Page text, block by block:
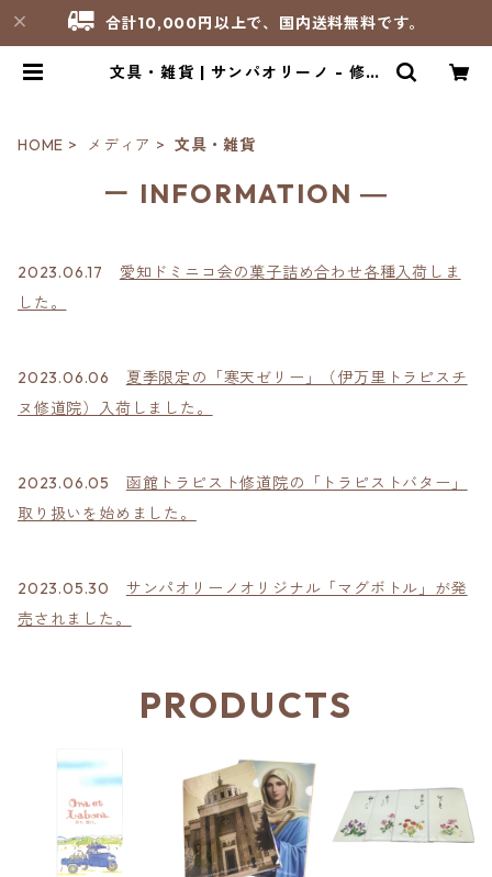
合計10,000円以上で、国内送料無料です。
文具・雑貨 | サンパオリーノ - 修道
HOME メディア 文具・雑貨
ー INFORMATION ―
2023.06.17 愛知ドミニコ会の菓子詰め合わせ各種入荷しま
した。
2023.06.06 夏季限定の「寒天ゼリー」（伊万里トラピスチ
ヌ修道院）入荷しました。
2023.06.05 函館トラピスト修道院の「トラピストバター」
取り扱いを始めました。
2023.05.30 サンパオリーノオリジナル「マグボトル」が発
売されました。
PRODUCTS